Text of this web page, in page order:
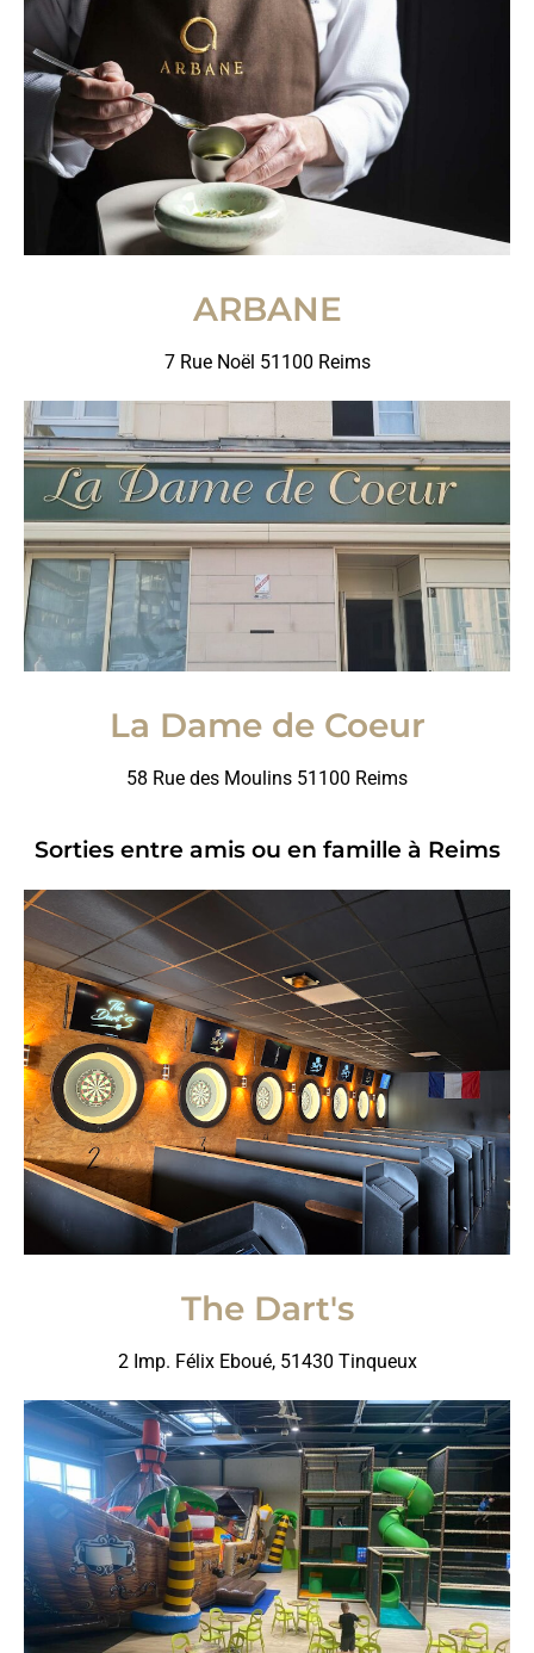
ARBANE
7 Rue Noël 51100 Reims
La Dame de Coeur
58 Rue des Moulins 51100 Reims
Sorties entre amis ou en famille à Reims
The Dart's
2 Imp. Félix Eboué, 51430 Tinqueux